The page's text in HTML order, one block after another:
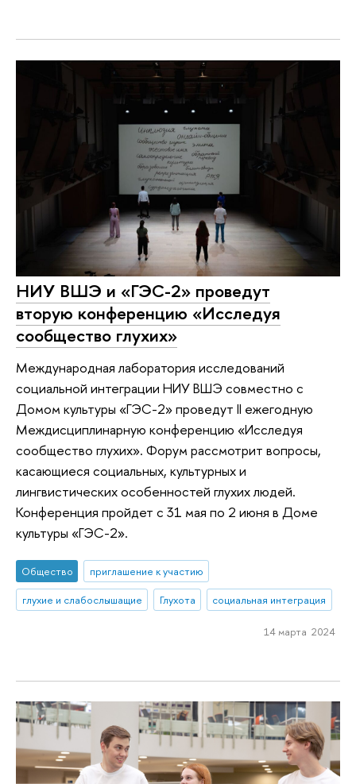
НИУ ВШЭ и «ГЭС-2» проведут
вторую конференцию «Исследуя
сообщество глухих»
Международная лаборатория исследований
социальной интеграции НИУ ВШЭ совместно с
Домом культуры «ГЭС-2» проведут II ежегодную
Междисциплинарную конференцию «Исследуя
сообщество глухих». Форум рассмотрит вопросы,
касающиеся социальных, культурных и
лингвистических особенностей глухих людей.
Конференция пройдет с 31 мая по 2 июня в Доме
культуры «ГЭС-2».
Общество
приглашение к участию
глухие и слабослышащие
Глухота социальная интеграция
14 марта 2024